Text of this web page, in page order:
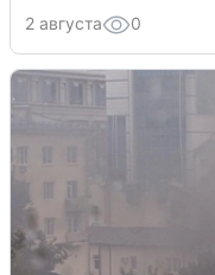
2 августа 0